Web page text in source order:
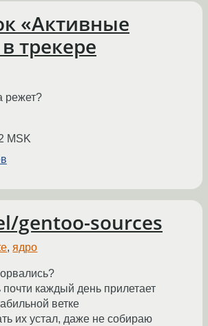
«Активные
трекере
режет?
MSK
gentoo-sources
, ядро
каждый день прилетает
ветке
их устал, даже не собираю